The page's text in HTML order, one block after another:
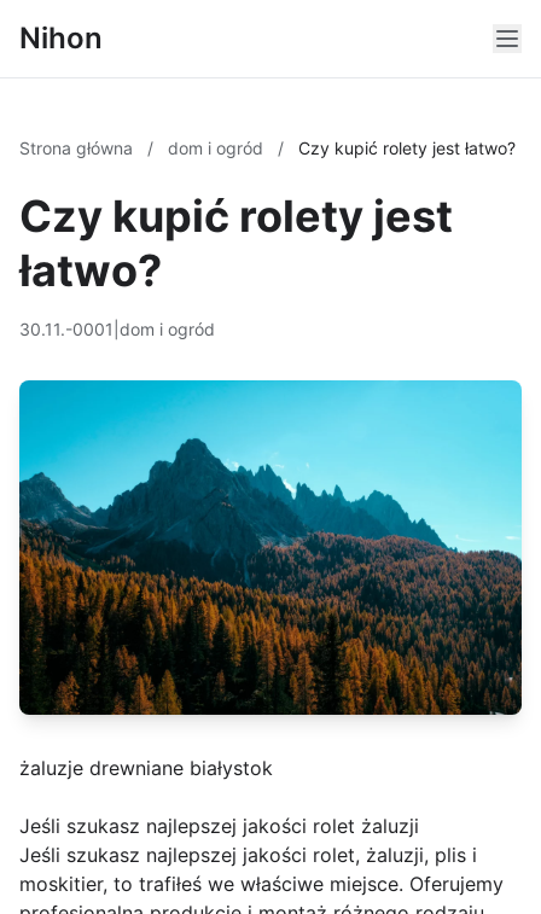
Nihon
Strona główna / dom i ogród / Czy kupić rolety jest łatwo?
Czy kupić rolety jest
łatwo?
30.11.-0001 dom i ogród
żaluzje drewniane białystok
Jeśli szukasz najlepszej jakości rolet żaluzji
Jeśli szukasz najlepszej jakości rolet, żaluzji, plis i
moskitier, to trafiłeś we właściwe miejsce. Oferujemy